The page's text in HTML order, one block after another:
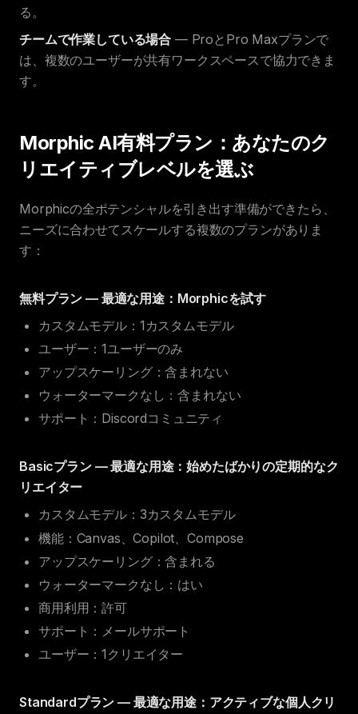
る。
チームで作業している場合 — ProとPro Maxプランで
は、複数のユーザーが共有ワークスペースで協力できま
す。
Morphic AI有料プラン：あなたのク
リエイティブレベルを選ぶ
Morphicの全ポテンシャルを引き出す準備ができたら、
ニーズに合わせてスケールする複数のプランがありま
す：
無料プラン — 最適な用途：Morphicを試す
カスタムモデル：1カスタムモデル
ユーザー：1ユーザーのみ
アップスケーリング：含まれない
ウォーターマークなし：含まれない
サポート：Discordコミュニティ
Basicプラン — 最適な用途：始めたばかりの定期的なク
リエイター
カスタムモデル：3カスタムモデル
機能：Canvas、Copilot、Compose
アップスケーリング：含まれる
ウォーターマークなし：はい
商用利用：許可
サポート：メールサポート
ユーザー：1クリエイター
Standardプラン — 最適な用途：アクティブな個人クリ